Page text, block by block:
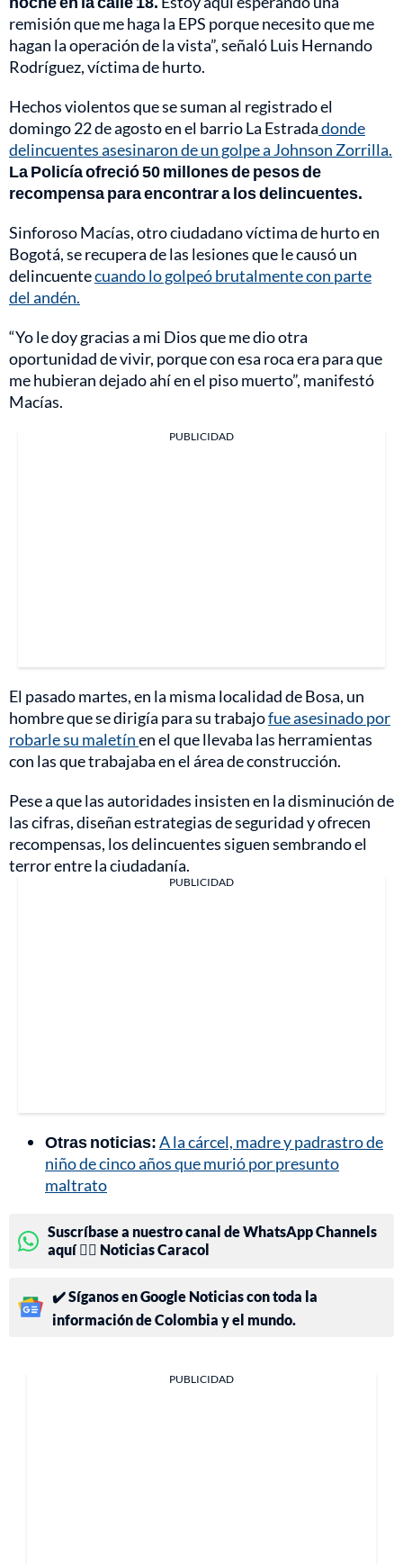
remisión que me haga la EPS porque necesito que me
hagan la operación de la vista”, señaló Luis Hernando
Rodríguez, víctima de hurto.
Hechos violentos que se suman al registrado el
domingo 22 de agosto en el barrio La Estradadonde
delincuentes asesinaron de un golpe a Johnson Zorrilla.
La Policía ofreció 50 millones de pesos de
recompensa para encontrar a los delincuentes.
Sinforoso Macías, otro ciudadano víctima de hurto en
Bogotá, se recupera de las lesiones que le causó un
delincuentecuando lo golpeó brutalmente con parte
del andén.
“Yo le doy gracias a mi Dios que me dio otra
oportunidad de vivir, porque con esa roca era para que
me hubieran dejado ahí en el piso muerto”, manifestó
Macías.
PUBLICIDAD
El pasado martes, en la misma localidad de Bosa, un
hombre que se dirigía para su trabajofue asesinado por
robarle su maletínen el que llevaba las herramientas
con las que trabajaba en el área de construcción.
Pese a que las autoridades insisten en la disminución de
las cifras, diseñan estrategias de seguridad y ofrecen
recompensas, los delincuentes siguen sembrando el
terror entre la ciudadanía.
PUBLICIDAD
Otras noticias:A la cárcel, madre y padrastro de
niño de cinco años que murió por presunto
maltrato
Suscríbase a nuestro canal de WhatsApp Channels
aquí 👉🏻 Noticias Caracol
✔️ Síganos en Google Noticias con toda la
información de Colombia y el mundo.
PUBLICIDAD